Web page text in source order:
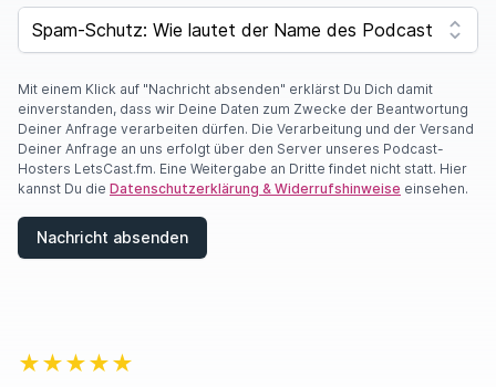
F
O
A
R
E
A
H
U
R
SPAM CAPTCHA
Mit einem Klick auf "Nachricht absenden" erklärst Du Dich damit
einverstanden, dass wir Deine Daten zum Zwecke der Beantwortung
Deiner Anfrage verarbeiten dürfen. Die Verarbeitung und der Versand
Deiner Anfrage an uns erfolgt über den Server unseres Podcast-
Hosters LetsCast.fm. Eine Weitergabe an Dritte findet nicht statt. Hier
kannst Du die Datenschutzerklärung & Widerrufshinweise einsehen.
Nachricht absenden
★★★★★